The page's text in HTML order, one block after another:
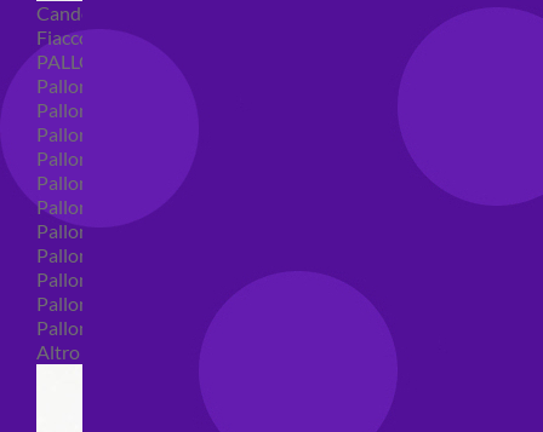
Candeline compleanno
Fiaccole
PALLONCINI
Palloncini in lattice
Palloncini in lattice monocolore
Palloncini in lattice monocolore dimensione 5"
Palloncini in lattice monocolore dimensione 10"
Palloncini in lattice monocolore dimensione 12"
Palloncini in lattice monocolore dimensione 16"
Palloncini in lattice decorati
Palloncini in lattice decorati dimensione 5"
Palloncini in lattice decorati dimensione 10"
Palloncini in lattice decorati dimensione 12"
Palloncini in lattice decorati dimensione 16"
Altro